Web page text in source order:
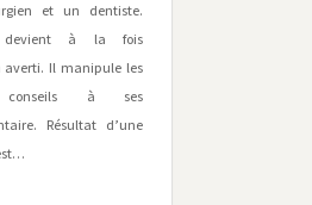
et un dentiste.
devient à la fois
averti. Il manipule les
à ses
Résultat d’une